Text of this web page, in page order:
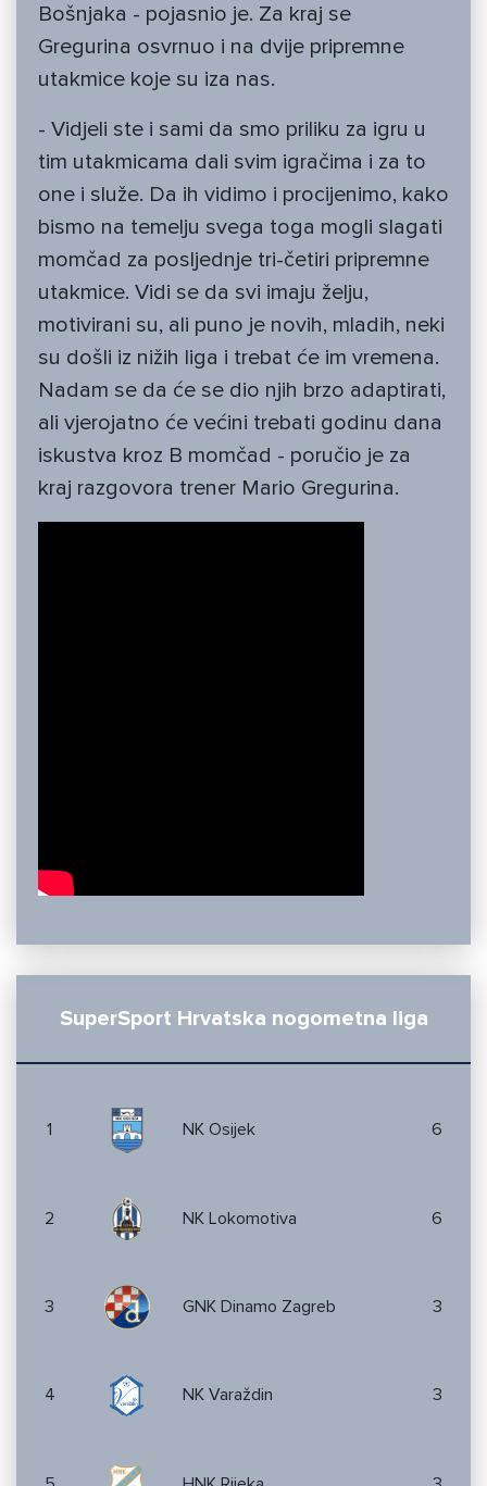
Bošnjaka - pojasnio je. Za kraj se
Gregurina osvrnuo i na dvije pripremne
utakmice koje su iza nas.
- Vidjeli ste i sami da smo priliku za igru u
tim utakmicama dali svim igračima i za to
one i služe. Da ih vidimo i procijenimo, kako
bismo na temelju svega toga mogli slagati
momčad za posljednje tri-četiri pripremne
utakmice. Vidi se da svi imaju želju,
motivirani su, ali puno je novih, mladih, neki
su došli iz nižih liga i trebat će im vremena.
Nadam se da će se dio njih brzo adaptirati,
ali vjerojatno će većini trebati godinu dana
iskustva kroz B momčad - poručio je za
kraj razgovora trener Mario Gregurina.
SuperSport Hrvatska nogometna liga
1 NK Osijek 6
2 NK Lokomotiva 6
3 GNK Dinamo Zagreb 3
4 NK Varaždin 3